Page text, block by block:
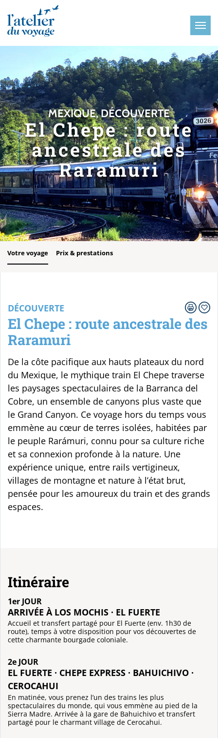
MEXIQUE, DÉCOUVERTE
El Chepe : route
ancestrale des
Raramuri
Votre voyage Prix & prestations
DÉCOUVERTE
El Chepe : route ancestrale des
Raramuri
De la côte pacifique aux hauts plateaux du nord
du Mexique, le mythique train El Chepe traverse
les paysages spectaculaires de la Barranca del
Cobre, un ensemble de canyons plus vaste que
le Grand Canyon. Ce voyage hors du temps vous
emmène au cœur de terres isolées, habitées par
le peuple Rarámuri, connu pour sa culture riche
et sa connexion profonde à la nature. Une
expérience unique, entre rails vertigineux,
villages de montagne et nature à l’état brut,
pensée pour les amoureux du train et des grands
espaces.
Itinéraire
1er JOUR
ARRIVÉE À LOS MOCHIS · EL FUERTE
Accueil et transfert partagé pour El Fuerte (env. 1h30 de
route), temps à votre disposition pour vos découvertes de
cette charmante bourgade coloniale.
2e JOUR
EL FUERTE · CHEPE EXPRESS · BAHUICHIVO ·
CEROCAHUI
En matinée, vous prenez l’un des trains les plus
spectaculaires du monde, qui vous emmène au pied de la
Sierra Madre. Arrivée à la gare de Bahuichivo et transfert
partagé pour le charmant village de Cerocahui.
Panneau de gestion des cookies